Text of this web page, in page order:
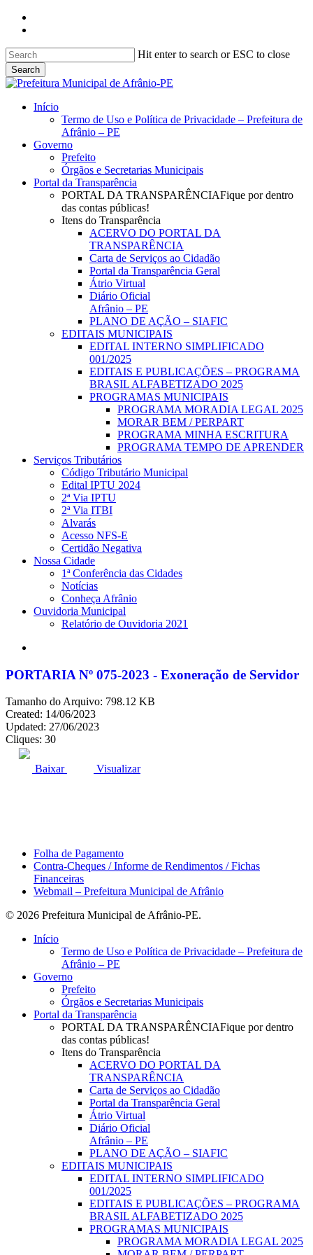
Skip
content
Hit enter to search or ESC to close
Search
Close
search
Menu
Início
Termo de Uso e Política de Privacidade – Prefeitura de
Afrânio – PE
Governo
Prefeito
Órgãos e Secretarias Municipais
Portal da Transparência
PORTAL DA TRANSPARÊNCIAFique por dentro
das contas públicas!
Itens do Transparência
ACERVO DO PORTAL DA
TRANSPARÊNCIA
Carta de Serviços ao Cidadão
Portal da Transparência Geral
Átrio Virtual
Diário Oficial
Afrânio – PE
PLANO DE AÇÃO – SIAFIC
EDITAIS MUNICIPAIS
EDITAL INTERNO SIMPLIFICADO
001/2025
EDITAIS E PUBLICAÇÕES – PROGRAMA
BRASIL ALFABETIZADO 2025
PROGRAMAS MUNICIPAIS
PROGRAMA MORADIA LEGAL 2025
MORAR BEM / PERPART
PROGRAMA MINHA ESCRITURA
PROGRAMA TEMPO DE APRENDER
Serviços Tributários
Código Tributário Municipal
Edital IPTU 2024
2ª Via IPTU
2ª Via ITBI
Alvarás
Acesso NFS-E
Certidão Negativa
Nossa Cidade
1ª Conferência das Cidades
Notícias
Conheça Afrânio
Ouvidoria Municipal
Relatório de Ouvidoria 2021
PORTARIA Nº 075-2023 - Exoneração de Servidor
Tamanho do Arquivo: 798.12 KB
Created: 14/06/2023
Updated: 27/06/2023
Cliques: 30
Baixar Visualizar
Folha de Pagamento
Contra-Cheques / Informe de Rendimentos / Fichas
Financeiras
Webmail – Prefeitura Municipal de Afrânio
© 2026 Prefeitura Municipal de Afrânio-PE.
Close
Início
Termo de Uso e Política de Privacidade – Prefeitura de
Afrânio – PE
Governo
Prefeito
Órgãos e Secretarias Municipais
Portal da Transparência
PORTAL DA TRANSPARÊNCIAFique por dentro
das contas públicas!
Itens do Transparência
ACERVO DO PORTAL DA
TRANSPARÊNCIA
Carta de Serviços ao Cidadão
Portal da Transparência Geral
Átrio Virtual
Diário Oficial
Afrânio – PE
PLANO DE AÇÃO – SIAFIC
EDITAIS MUNICIPAIS
EDITAL INTERNO SIMPLIFICADO
001/2025
EDITAIS E PUBLICAÇÕES – PROGRAMA
BRASIL ALFABETIZADO 2025
PROGRAMAS MUNICIPAIS
PROGRAMA MORADIA LEGAL 2025